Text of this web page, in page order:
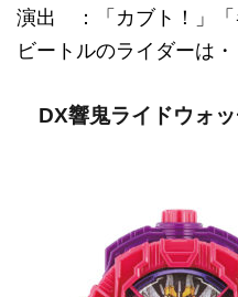
演出 ：「カブト！」「
ビートルのライダーは・
DX響鬼ライドウォ